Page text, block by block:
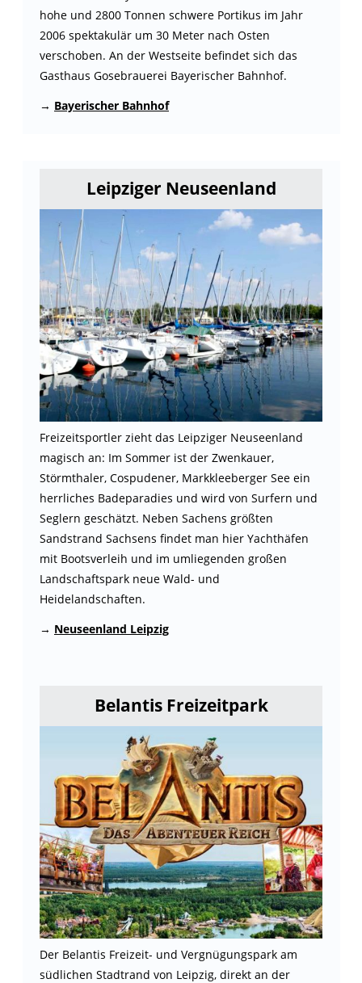
hohe und 2800 Tonnen schwere Portikus im Jahr
2006 spektakulär um 30 Meter nach Osten
verschoben. An der Westseite befindet sich das
Gasthaus Gosebrauerei Bayerischer Bahnhof.
→ Bayerischer Bahnhof
Leipziger Neuseenland
Freizeitsportler zieht das Leipziger Neuseenland
magisch an: Im Sommer ist der Zwenkauer,
Störmthaler, Cospudener, Markkleeberger See ein
herrliches Badeparadies und wird von Surfern und
Seglern geschätzt. Neben Sachens größten
Sandstrand Sachsens findet man hier Yachthäfen
mit Bootsverleih und im umliegenden großen
Landschaftspark neue Wald- und
Heidelandschaften.
→ Neuseenland Leipzig
Belantis Freizeitpark
Der Belantis Freizeit- und Vergnügungspark am
südlichen Stadtrand von Leipzig, direkt an der